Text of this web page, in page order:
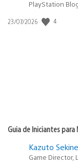
PlayStation
Data
23/07/2026 4
Guia de Iniciantes para
Kazuto Sekine
Game Director,